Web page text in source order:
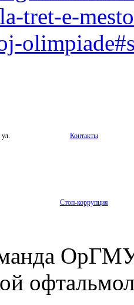
tret-e-
Контакты
Стоп-коррупция
ОрГМУ